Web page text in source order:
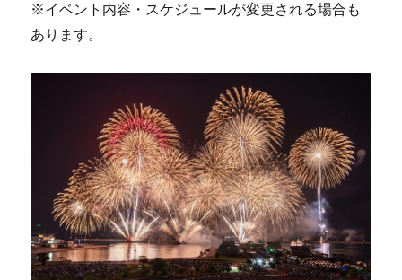
※イベント内容・スケジュールが変更される場合も
あります。